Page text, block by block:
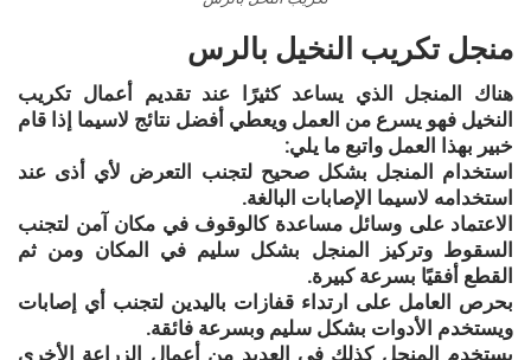
منجل تكريب النخيل بالرس
هناك المنجل الذي يساعد كثيرًا عند تقديم أعمال تكريب
النخيل فهو يسرع من العمل ويعطي أفضل نتائج لاسيما إذا قام
خبير بهذا العمل واتبع ما يلي:
استخدام المنجل بشكل صحيح لتجنب التعرض لأي أذى عند
استخدامه لاسيما الإصابات البالغة.
الاعتماد على وسائل مساعدة كالوقوف في مكان آمن لتجنب
السقوط وتركيز المنجل بشكل سليم في المكان ومن ثم
القطع أفقيًا بسرعة كبيرة.
بحرص العامل على ارتداء قفازات باليدين لتجنب أي إصابات
ويستخدم الأدوات بشكل سليم وبسرعة فائقة.
يستخدم المنحل كذلك في العديد من أعمال الزراعة الأخرى